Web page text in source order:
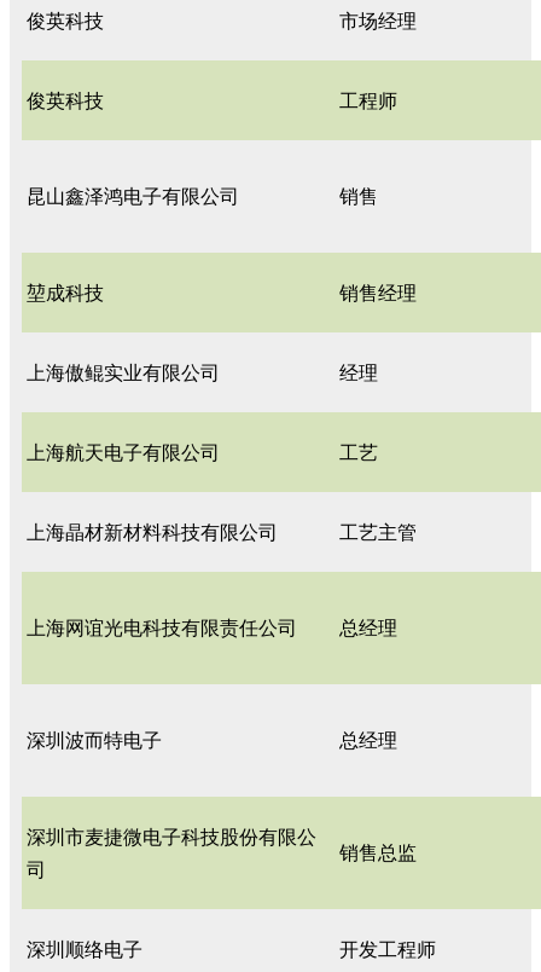
俊英科技 市场经理
俊英科技 工程师
昆山鑫泽鸿电子有限公司 销售
堃成科技 销售经理
上海傲鲲实业有限公司 经理
上海航天电子有限公司 工艺
上海晶材新材料科技有限公司 工艺主管
上海网谊光电科技有限责任公司 总经理
深圳波而特电子 总经理
深圳市麦捷微电子科技股份有限公
司
销售总监
深圳顺络电子 开发工程师